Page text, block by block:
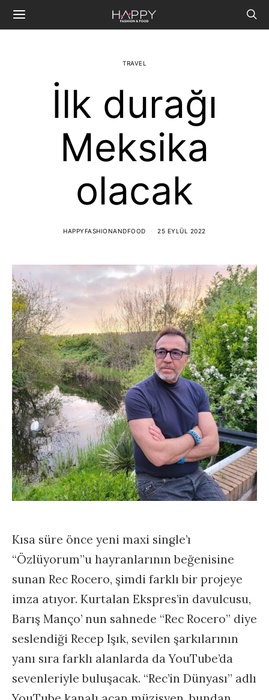
TRAVEL
İlk durağı
Meksika
olacak
HAPPYFASHIONANDFOOD 25 EYLÜL 2022
Kısa süre önce yeni maxi single’ı
“Özlüyorum”u hayranlarının beğenisine
sunan Rec Rocero, şimdi farklı bir projeye
imza atıyor. Kurtalan Ekspres’in davulcusu,
Barış Manço’ nun sahnede “Rec Rocero” diye
seslendiği Recep Işık, sevilen şarkılarının
yanı sıra farklı alanlarda da YouTube’da
sevenleriyle buluşacak. “Rec’in Dünyası” adlı